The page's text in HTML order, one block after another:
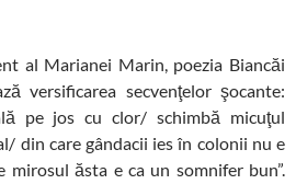
al Marianei Marin, poezia Biancăi
versificarea secvenţelor şocante:
pe jos cu clor/ schimbă micuţul
din care gândacii ies în colonii nu e
mirosul ăsta e ca un somnifer bun”.